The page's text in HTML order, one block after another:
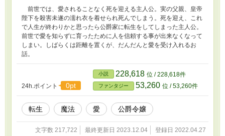
前世では、愛されることなく死を迎える主人公。実の父親、皇帝
陛下を殺害未遂の濡れ衣を着せられ死んでしまう。死を迎え、これ
で人生が終わりかと思ったら公爵家に転生をしてしまった主人公。
前世で愛を知らずに育ったために人を信頼する事が出来なくなって
しまい。しばらくは距離を置くが、だんだんと愛を受け入れるお
話。
24h.ポイント 0pt
小説 228,618 位 / 228,618件
ファンタジー 53,260 位 / 53,260件
転生 魔法 愛 公爵令嬢
文字数 217,722 最終更新日 2023.12.04 登録日 2022.04.27